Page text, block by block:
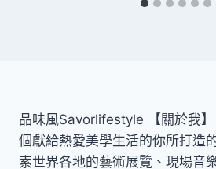
品味風Savorlifestyle 【關於我
個獻給熱愛美學生活的你所打造
索世界各地的藝術展覽、現場音